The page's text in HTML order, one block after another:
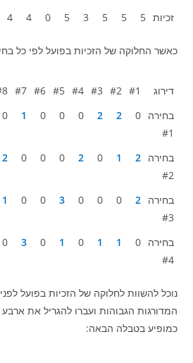
דירוג
#1
#2
#3
#4
#5
#6
#7
#8 זכיות 5
5
5
3
5
0
4
4
כאשר החלוקה של הזכיות בפועל לפי כל
דירוג #1
#2
#3
#4
#5
#6
#7
דירוג
#1
#2
#3
#4
#5
#6
#7
#8
בחירה
#1
0
2
2
0
0
0
1
0
בחירה
#2
2
1
0
2
0
0
0
2
בחירה
#3
2
0
0
0
3
0
0
1
בחירה
#4
0
1
1
0
1
0
3
0
נוכל להשוות לחלוקה של הזכיות בפועל
המדורגות הגבוהות ועברו להגריל את
כמופיע בטבלה הבאה: